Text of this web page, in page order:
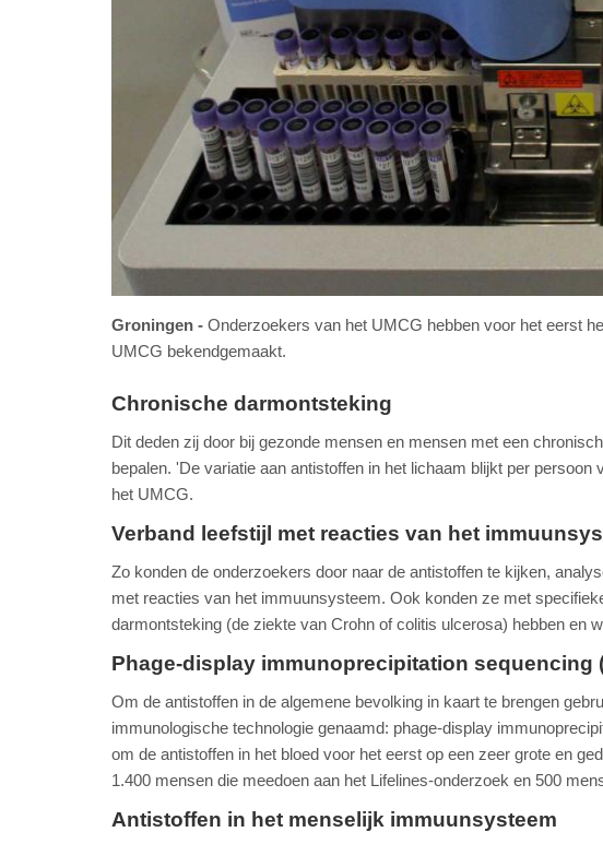
Groningen
Onderzoekers van het UMCG hebben voor het eerst
UMCG bekendgemaakt.
Chronische darmontsteking
Dit deden zij door bij gezonde mensen en mensen met een
bepalen. 'De variatie aan antistoffen in het lichaam blijkt per
het UMCG.
Verband leefstijl met reacties van het
Zo konden de onderzoekers door naar de antistoffen te kijken,
met reacties van het immuunsysteem. Ook konden ze met
darmontsteking (de ziekte van Crohn of colitis ulcerosa) hebben en
Phage-display immunoprecipitation sequencing
Om de antistoffen in de algemene bevolking in kaart te brengen
immunologische technologie genaamd: phage-display
om de antistoffen in het bloed voor het eerst op een zeer grote en
1.400 mensen die meedoen aan het Lifelines-onderzoek en 500
Antistoffen in het menselijk immuunsysteem